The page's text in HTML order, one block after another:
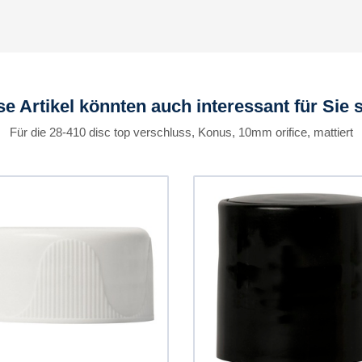
Artikel könnten auch interessant für Sie
Für die 28-410 disc top verschluss, Konus, 10mm orifice, mattiert